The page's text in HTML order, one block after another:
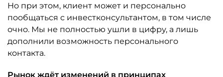
Но при этом, клиент может и персонально
пообщаться с инвестконсультантом, в том числе
очно. Мы не полностью ушли в цифру, а лишь
дополнили возможность персонального
контакта.
Рынок ждёт изменений в принципах